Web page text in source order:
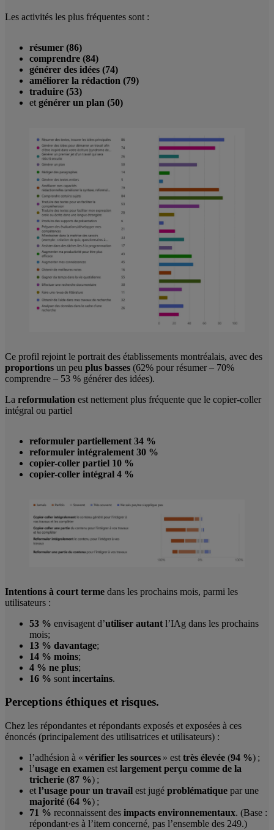
Les activités les plus fréquentes sont :
résumer (86)
comprendre (84)
générer des idées (74)
améliorer la rédaction (79)
traduire (53)
et générer un plan (50)
Ce profil rejoint le portrait des établissements montréalais, avec des
proportions un peu plus basses (62% pour résumer – 70%
comprendre – 53 % générer des idées).
La reformulation est nettement plus fréquente que le copier-coller
intégral ou partiel
reformuler partiellement 34 %
reformuler intégralement 30 %
copier-coller partiel 10 %
copier-coller intégral 4 %
Intentions à court terme dans les prochains mois, parmi les
utilisateurs :
53 % envisagent d’utiliser autant l’IAg dans les prochains
mois;
13 % davantage;
14 % moins;
4 % ne plus;
16 % sont incertains.
Perceptions éthiques et risques.
Chez les répondantes et répondants exposés et exposées à ces
énoncés (principalement des utilisatrices et utilisateurs) :
l’adhésion à « vérifier les sources » est très élevée (94 %) ;
l’usage en examen est largement perçu comme de la
tricherie (87 %) ;
et l’usage pour un travail est jugé problématique par une
majorité (64 %) ;
71 % reconnaissent des impacts environnementaux. (Base :
répondant·es à l’item concerné, pas l’ensemble des 249.)